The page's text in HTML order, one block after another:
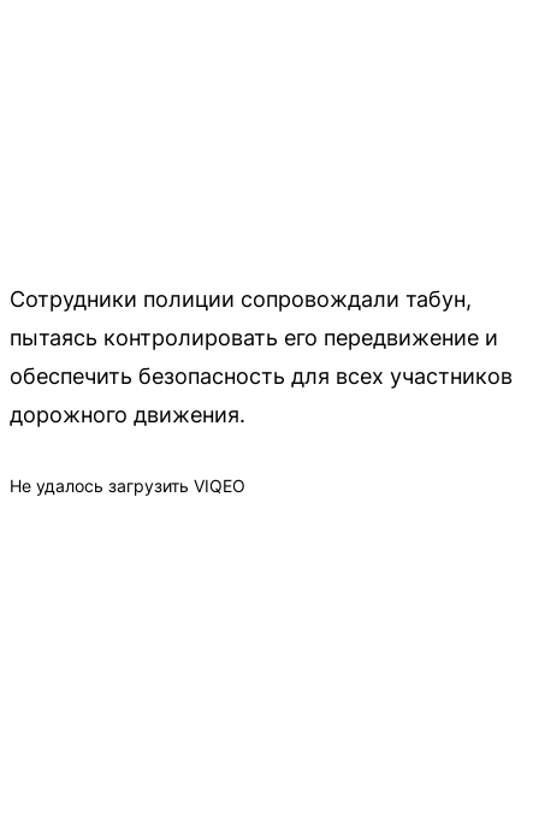
Сотрудники полиции сопровождали табун,
пытаясь контролировать его передвижение и
обеспечить безопасность для всех участников
дорожного движения.
Не удалось загрузить VIQEO